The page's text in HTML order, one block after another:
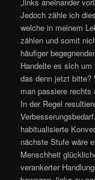
Jedoch zähle ich
welche in meinem
zählen und somit
häufiger
Handelte es sich um
das denn jetzt bitte?
man passiere rechts
In der Regel
habitualisierte
nächste Stufe wäre
Menschheit
verankerter